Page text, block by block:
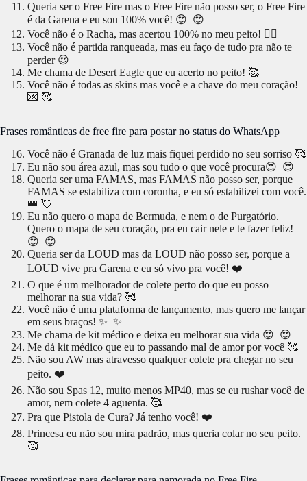
Queria ser o Free Fire mas o Free Fire não posso ser, o Free Fire
é da Garena e eu sou 100% você! 😍 😍
Você não é o Racha, mas acertou 100% no meu peito! 🙇‍❤️
Você não é partida ranqueada, mas eu faço de tudo pra não te
perder 😍
Me chama de Desert Eagle que eu acerto no peito! 🥰
Você não é todas as skins mas você e a chave do meu coração!
💌 🥰
Frases românticas de free fire para postar no status do WhatsApp
Você não é Granada de luz mais fiquei perdido no seu sorriso 🥰
Eu não sou área azul, mas sou tudo o que você procura😍 😍
Queria ser uma FAMAS, mas FAMAS não posso ser, porque
FAMAS se estabiliza com coronha, e eu só estabilizei com você.
👑 💘
Eu não quero o mapa de Bermuda, e nem o de Purgatório.
Quero o mapa de seu coração, pra eu cair nele e te fazer feliz!
😍 😍
Queria ser da LOUD mas da LOUD não posso ser, porque a
LOUD vive pra Garena e eu só vivo pra você! ❤️
O que é um melhorador de colete perto do que eu posso
melhorar na sua vida? 🥰
Você não é uma plataforma de lançamento, mas quero me lançar
em seus braços! ✨ ✨
Me chama de kit médico e deixa eu melhorar sua vida 😍 😍
Me dá kit médico que eu to passando mal de amor por você 🥰
Não sou AW mas atravesso qualquer colete pra chegar no seu
peito. ❤️
Não sou Spas 12, muito menos MP40, mas se eu rushar você de
amor, nem colete 4 aguenta. 🥰
Pra que Pistola de Cura? Já tenho você! ❤️
Princesa eu não sou mira padrão, mas queria colar no seu peito.
🥰